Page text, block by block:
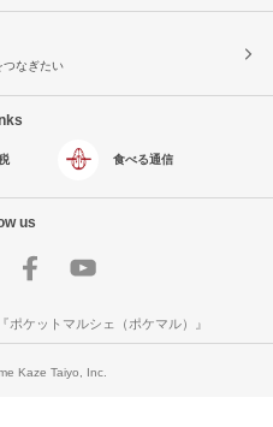
つなぎたい
食べる通信
us
ポケットマルシェ（ポケマル）』
Kaze Taiyo, Inc.